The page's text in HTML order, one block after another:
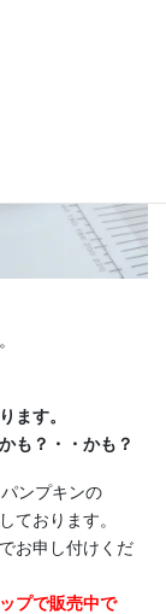
ます。
も？・・かも？
ンプキンの
ております。
お申し付けくだ
プで販売中で